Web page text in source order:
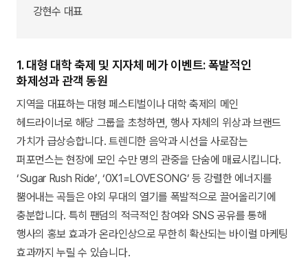
강현수 대표
1. 대형 대학 축제 및 지자체 메가 이벤트: 폭발적인
화제성과 관객 동원
지역을 대표하는 대형 페스티벌이나 대학 축제의 메인
헤드라이너로 해당 그룹을 초청하면, 행사 자체의 위상과 브랜드
가치가 급상승합니다. 트렌디한 음악과 시선을 사로잡는
퍼포먼스는 현장에 모인 수만 명의 관중을 단숨에 매료시킵니다.
‘Sugar Rush Ride’, ‘0X1=LOVESONG’ 등 강렬한 에너지를
뿜어내는 곡들은 야외 무대의 열기를 폭발적으로 끌어올리기에
충분합니다. 특히 팬덤의 적극적인 참여와 SNS 공유를 통해
행사의 홍보 효과가 온라인상으로 무한히 확산되는 바이럴 마케팅
효과까지 누릴 수 있습니다.